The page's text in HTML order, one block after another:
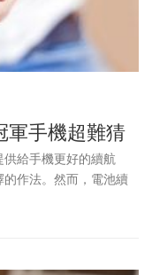
軍手機超難猜
給手機更好的續航
作法。然而，電池續
，外媒